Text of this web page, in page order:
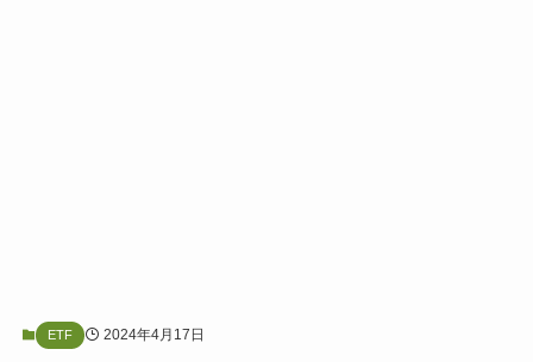
ETF 2024年4月17日